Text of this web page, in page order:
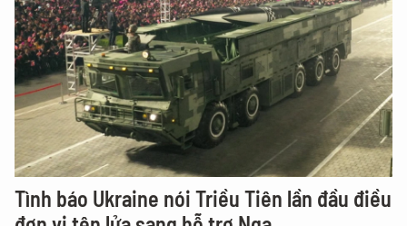
Tình báo Ukraine nói Triều Tiên lần đầu điều